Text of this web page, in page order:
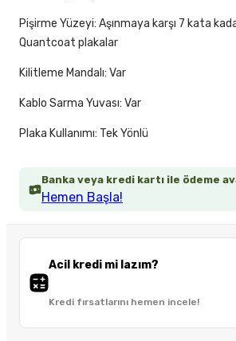
Banka veya kredi kartı ile ödeme
Hemen Başla!
Acil kredi mi lazım?
Kredi fırsatlarını hemen incele!
Pişirme Yüzeyi: Aşınmaya karşı 7 kata
Quantcoat plakalar
Kilitleme Mandalı: Var
Kablo Sarma Yuvası: Var
Plaka Kullanımı: Tek Yönlü